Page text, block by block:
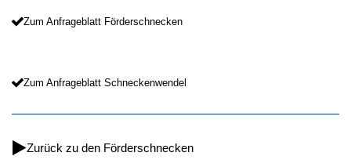
Zum Anfrageblatt Förderschnecken
Zum Anfrageblatt Schneckenwendel
Zurück zu den Förderschnecken